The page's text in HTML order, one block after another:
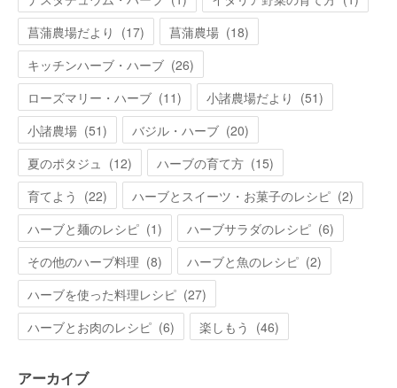
菖蒲農場だより (17) 菖蒲農場 (18)
キッチンハーブ・ハーブ (26)
ローズマリー・ハーブ (11) 小諸農場だより (51)
小諸農場 (51) バジル・ハーブ (20)
夏のポタジュ
(12) ハーブの育て方 (15)
育てよう (22) ハーブとスイーツ・お菓子のレシピ (2)
ハーブと麺のレシピ (1) ハーブサラダのレシピ (6)
その他のハーブ料理 (8) ハーブと魚のレシピ (2)
ハーブを使った料理レシピ (27)
ハーブとお肉のレシピ (6) 楽しもう (46)
アーカイブ